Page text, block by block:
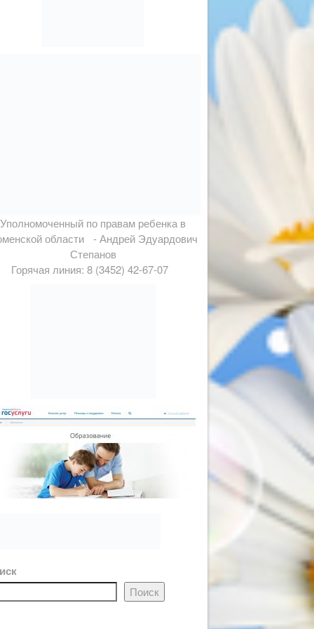
Уполномоченный по правам ребенка в
области - Андрей Эдуардович
Степанов
Горячая линия: 8 (3452) 42-67-07
Поиск